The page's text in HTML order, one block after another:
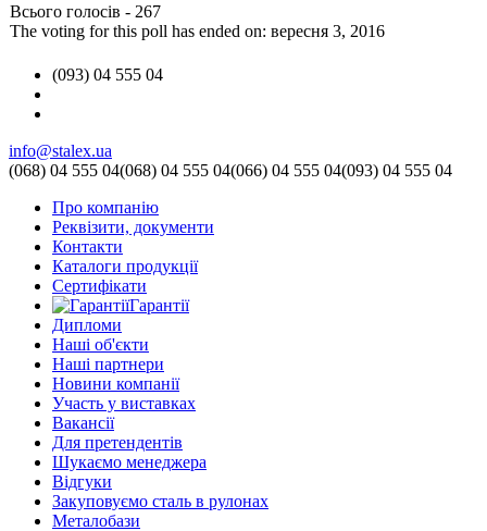
Всього голосів - 267
The voting for this poll has ended on: вересня 3, 2016
(093) 04 555 04
info@stalex.ua
(068) 04 555 04(068) 04 555 04(066) 04 555 04(093) 04 555 04
Про компанію
Реквізити, документи
Контакти
Каталоги продукції
Сертифікати
Гарантії
Дипломи
Наші об'єкти
Наші партнери
Новини компанії
Участь у виставках
Вакансії
Для претендентів
Шукаємо менеджера
Відгуки
Закуповуємо сталь в рулонах
Металобази